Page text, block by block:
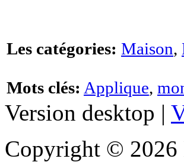
Les catégories: Maison,
Mots clés: Applique,
Version desktop |
Copyright ©